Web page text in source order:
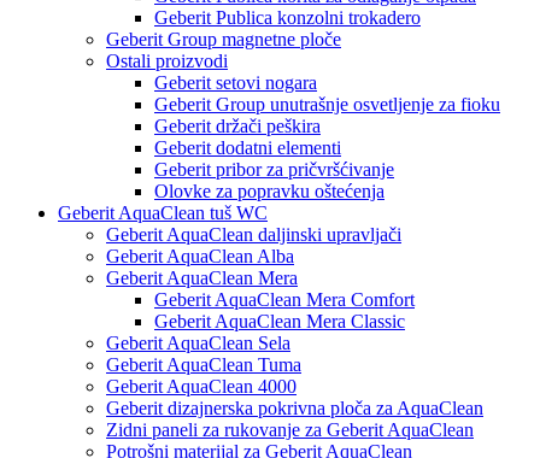
Geberit Publica konzolni trokadero
Geberit Group magnetne ploče
Ostali proizvodi
Geberit setovi nogara
Geberit Group unutrašnje osvetljenje za fioku
Geberit držači peškira
Geberit dodatni elementi
Geberit pribor za pričvršćivanje
Olovke za popravku oštećenja
Geberit AquaClean tuš WC
Geberit AquaClean daljinski upravljači
Geberit AquaClean Alba
Geberit AquaClean Mera
Geberit AquaClean Mera Comfort
Geberit AquaClean Mera Classic
Geberit AquaClean Sela
Geberit AquaClean Tuma
Geberit AquaClean 4000
Geberit dizajnerska pokrivna ploča za AquaClean
Zidni paneli za rukovanje za Geberit AquaClean
Potrošni materijal za Geberit AquaClean